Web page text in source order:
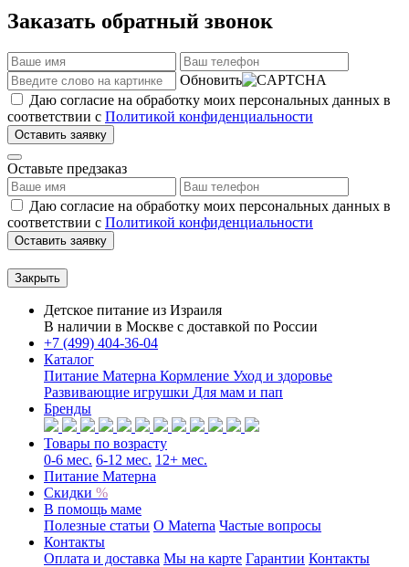
Заказать обратный звонок
Обновить
Даю согласие на обработку моих персональных данных в
соответствии с Политикой конфиденциальности
Оставить заявку
Оставьте предзаказ
Даю согласие на обработку моих персональных данных в
соответствии с Политикой конфиденциальности
Оставить заявку
Закрыть
Детское питание из Израиля
В наличии в Москве с доставкой по России
+7 (499) 404-36-04
Каталог
Питание Матерна Кормление Уход и здоровье
Развивающие игрушки Для мам и пап
Бренды
Товары по возрасту
0-6 мес. 6-12 мес. 12+ мес.
Питание Матерна
Скидки %
В помощь маме
Полезные статьи O Materna Частые вопросы
Контакты
Оплата и доставка Мы на карте Гарантии Контакты